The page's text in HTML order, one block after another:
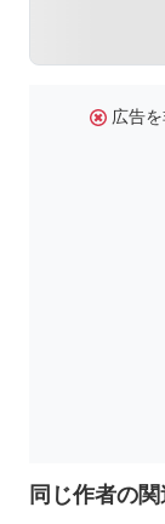
広告
同じ作者の